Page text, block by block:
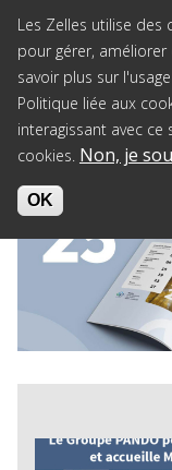
Les Zelles utilise des
pour gérer,
savoir plus sur
Politique liée aux
interagissant avec
cookies. Non, je
OK